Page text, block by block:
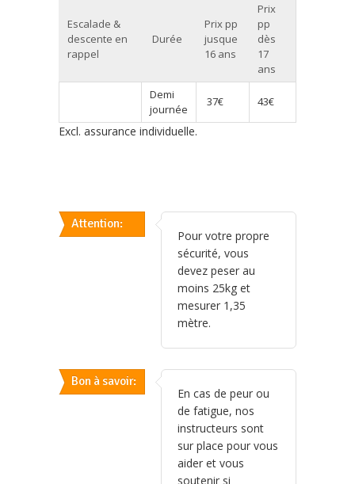
Escalade &
descente en
rappel
Durée
Prix pp
jusque
16 ans
Prix
pp
dès
17
ans
Demi
journée
37€ 43€
Excl. assurance individuelle.
Attention:
Pour votre propre
sécurité, vous
devez peser au
moins 25kg et
mesurer 1,35
mètre.
Bon à savoir:
En cas de peur ou
de fatigue, nos
instructeurs sont
sur place pour vous
aider et vous
soutenir si